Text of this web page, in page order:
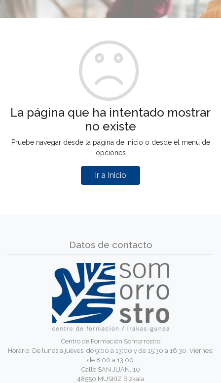
La página que ha intentado mostrar
no existe
Pruebe navegar desde la página de inicio o desde el menú de
opciones
Ir a Inicio
Datos de contacto
Centro de Formación Somorrostro
Horario: De lunes a jueves: de 9:00 a 13:00 y de 15:30 a 16:30. Viernes:
de 8:00 a 13:00
Calle SAN JUAN, 10
48550 MUSKIZ Bizkaia